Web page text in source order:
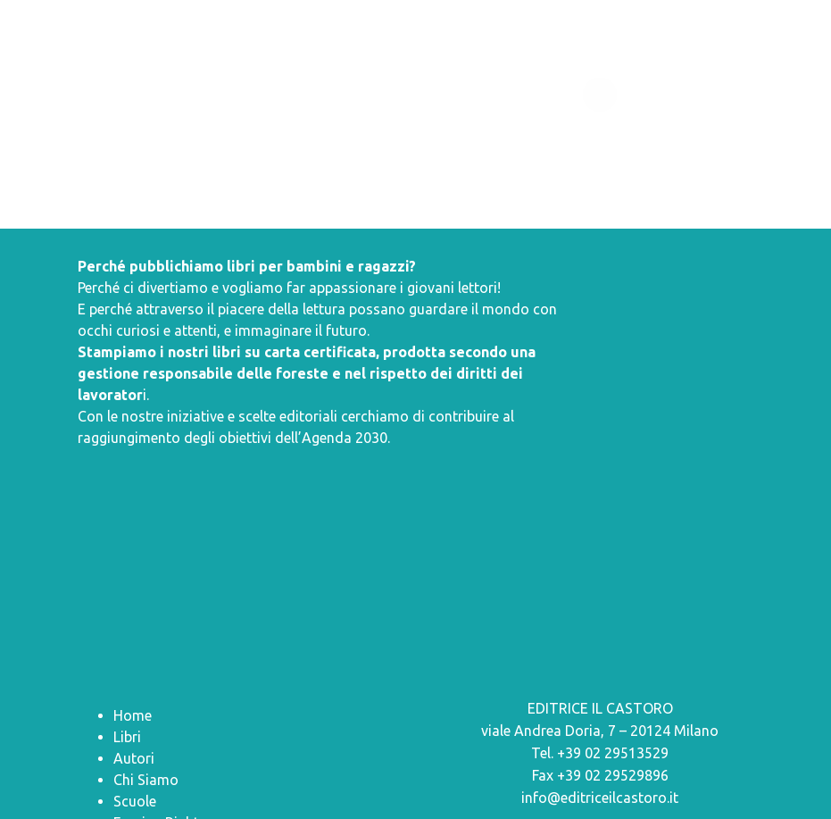
Perché pubblichiamo libri per bambini e ragazzi?
Perché ci divertiamo e vogliamo far appassionare i giovani lettori!
E perché attraverso il piacere della lettura possano guardare il mondo con
occhi curiosi e attenti, e immaginare il futuro.
Stampiamo i nostri libri su carta certificata, prodotta secondo una
gestione responsabile delle foreste e nel rispetto dei diritti dei
lavoratori.
Con le nostre iniziative e scelte editoriali cerchiamo di contribuire al
raggiungimento degli obiettivi dell’Agenda 2030.
Home
Libri
Autori
Chi Siamo
Scuole
EDITRICE IL CASTORO
viale Andrea Doria, 7 – 20124 Milano
Tel. +39 02 29513529
Fax +39 02 29529896
info@editriceilcastoro.it